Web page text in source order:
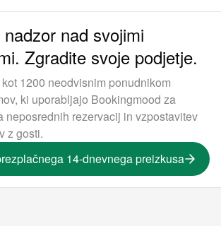
nad svojimi
Zgradite svoje podjetje.
1200 neodvisnim ponudnikom
ki uporabljajo Bookingmood za
neposrednih rezervacij in vzpostavitev
z gosti.
14-dnevnega preizkusa